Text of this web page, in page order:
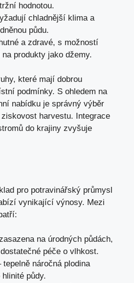
hodnotou.
chladnější klima a
půdu.
a zdravé, s možností
produkty jako džemy.
které mají dobrou
podmínky. S ohledem na
nabídku je správný výběr
harvestu. Integrace
do krajiny zvyšuje
pro potravinářský průmysl
vynikající výnosy. Mezi
na úrodných půdách,
péče o vlhkost.
tepelně náročná plodina
půdy.